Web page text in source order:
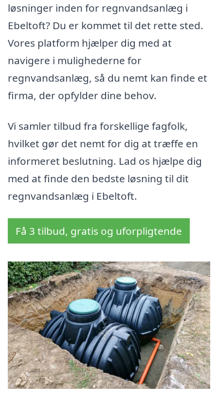
løsninger inden for regnvandsanlæg i
Ebeltoft? Du er kommet til det rette sted.
Vores platform hjælper dig med at
navigere i mulighederne for
regnvandsanlæg, så du nemt kan finde et
firma, der opfylder dine behov.
Vi samler tilbud fra forskellige fagfolk,
hvilket gør det nemt for dig at træffe en
informeret beslutning. Lad os hjælpe dig
med at finde den bedste løsning til dit
regnvandsanlæg i Ebeltoft.
Få 3 tilbud, gratis og uforpligtende